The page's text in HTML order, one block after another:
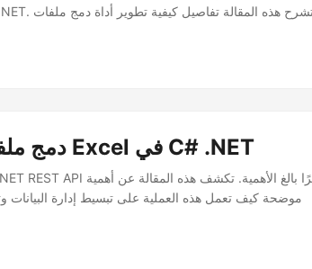
كيفية دمج ملفات Excel - دمج ملفات Excel في C# .NET